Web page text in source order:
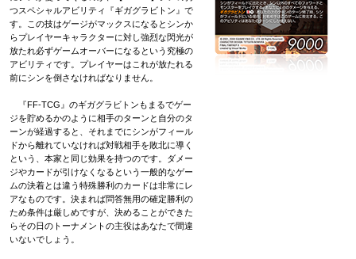
つスペシャルアビリティ『ギガグラビトン』で
す。この技はゲージがマックスになるとシンか
らプレイヤーキャラクターに対し強烈な閃光が
放たれ必ずゲームオーバーになるという究極の
アビリティです。プレイヤーはこれが放たれる
前にシンを倒さなければなりません。
『FF-TCG』のギガグラビトンもまるでゲー
ジを貯めるかのように相手のターンと自分のタ
ーンが経過すると、それまでにシンがフィール
ドから離れていなければ対戦相手を敗北に導く
という、本家と同じ効果を持つのです。ダメー
ジやカードが引けなくなるという一般的なゲー
ムの決着とは違う特殊勝利のカードは非常にレ
アなものです。決まれば問答無用の確定勝利の
ため条件は厳しめですが、決めることができた
らその日のトーナメントの主役はあなたで間違
いないでしょう。